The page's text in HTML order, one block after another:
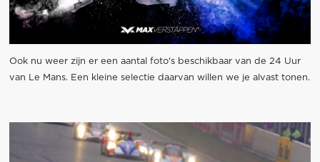
Ook nu weer zijn er een aantal foto's beschikbaar van de 24 Uur
van Le Mans. Een kleine selectie daarvan willen we je alvast tonen.